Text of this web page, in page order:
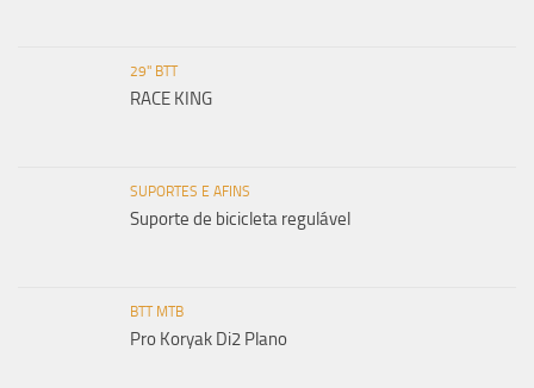
29" BTT
RACE KING
SUPORTES E AFINS
Suporte de bicicleta regulável
BTT MTB
Pro Koryak Di2 Plano